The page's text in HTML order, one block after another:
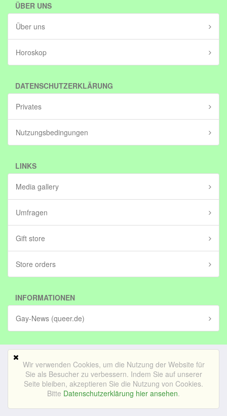
Wir verwenden Cookies, um die Nutzung der Website für
Sie als Besucher zu verbessern. Indem Sie auf unserer
Seite bleiben, akzeptieren Sie die Nutzung von Cookies.
Bitte Datenschutzerklärung hier ansehen.
ÜBER UNS
Über uns
Horoskop
DATENSCHUTZERKLÄRUNG
Privates
Nutzungsbedingungen
LINKS
Media gallery
Umfragen
Gift store
Store orders
INFORMATIONEN
Gay-News (queer.de)
Mobile Version
© Bedrijf voor lekker internetten BV (in stichting)|Impressum